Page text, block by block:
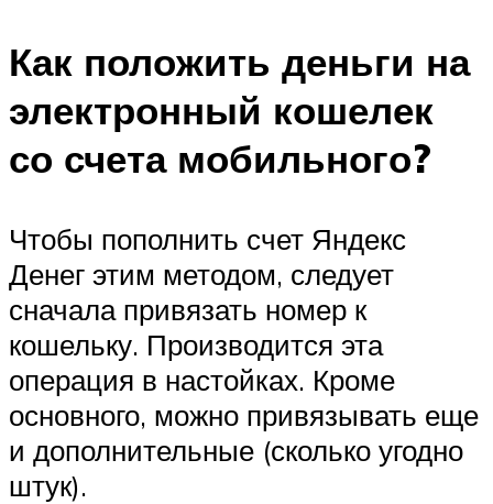
Как положить деньги на
электронный кошелек
со счета мобильного?
Чтобы пополнить счет Яндекс
Денег этим методом, следует
сначала привязать номер к
кошельку. Производится эта
операция в настойках. Кроме
основного, можно привязывать еще
и дополнительные (сколько угодно
штук).